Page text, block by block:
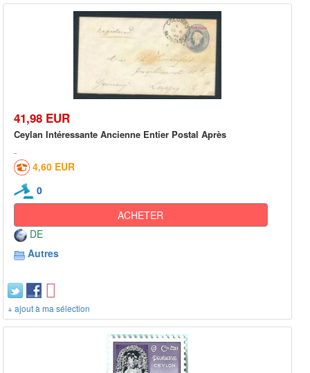
41,98 EUR
Ceylan Intéressante Ancienne Entier Postal Après
4,60 EUR
0
ACHETER
DE
Autres
+ ajout à ma sélection